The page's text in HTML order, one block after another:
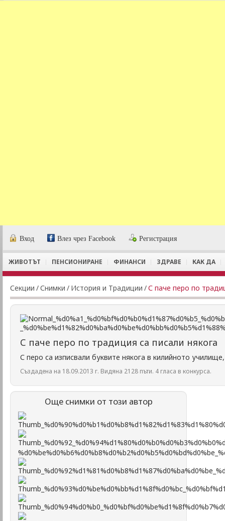
Вход Влез чрез Facebook Регистрация
ЖИВОТЪТ ПЕНСИОНИРАНЕ ФИНАНСИ ЗДРАВЕ КАК ДА
Секции /Снимки / История и Традиции /С паче перо по
С паче перо по традиция са писали някога
С перо са изписвали буквите някога в килийното
Създадена на 18.09.2013 г. Видяна 2128 пъти. 4 гласа в конкурса.
Още снимки от този автор